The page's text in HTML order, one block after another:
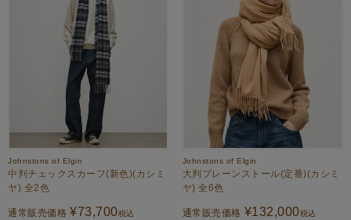
Johnstons of Elgin
中判チェックスカーフ(新色)(カシミ
ヤ) 全2色
通常販売価格 ¥73,700税込
Johnstons of Elgin
大判プレーンストール(定番)(カシミ
ヤ) 全6色
通常販売価格 ¥132,000税込